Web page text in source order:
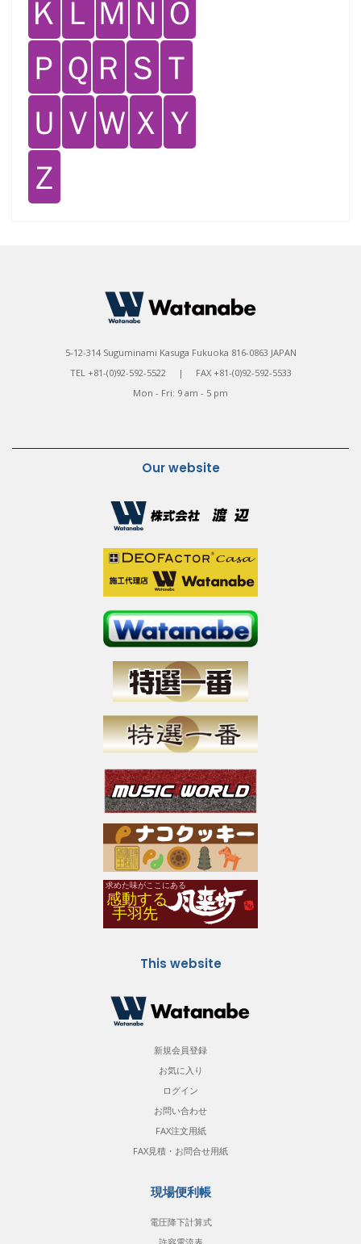
Ｋ Ｌ Ｍ Ｎ Ｏ
Ｐ Ｑ Ｒ Ｓ Ｔ
Ｕ Ｖ Ｗ Ｘ Ｙ
Ｚ
5-12-314 Suguminami Kasuga Fukuoka 816-0863 JAPAN
TEL +81-(0)92-592-5522 | FAX +81-(0)92-592-5533
Mon - Fri: 9 am - 5 pm
Our website
This website
新規会員登録
お気に入り
ログイン
お問い合わせ
FAX注文用紙
FAX見積・お問合せ用紙
現場便利帳
電圧降下計算式